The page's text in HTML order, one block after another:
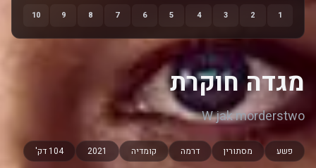
1
2
3
4
5
6
7
8
9
10
מגדה חוקרת
W jak morderstwo
פשע מסתורין דרמה קומדיה 2021 104 דק'